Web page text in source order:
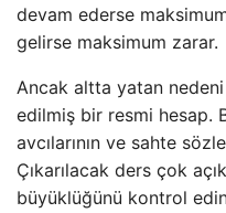
devam ederse
gelirse maksimum zarar.
Ancak altta yatan nedeni
edilmiş bir resmi hesap.
avcılarının ve sahte
Çıkarılacak ders çok
büyüklüğünü kontrol